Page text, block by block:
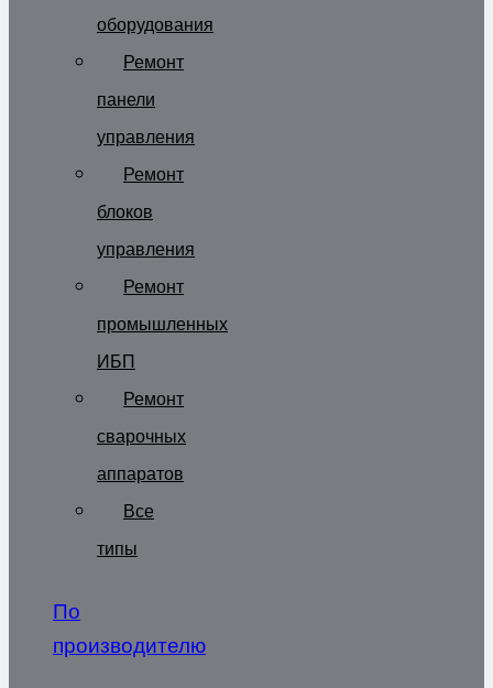
оборудования
Ремонт
панели
управления
Ремонт
блоков
управления
Ремонт
промышленных
ИБП
Ремонт
сварочных
аппаратов
Все
типы
По
производителю